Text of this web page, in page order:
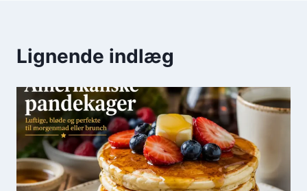
Lignende indlæg